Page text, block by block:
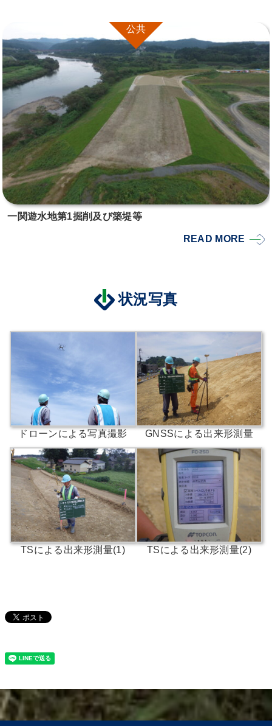
状況写真
ドローンによる写真撮影 GNSSによる出来形測量
TSによる出来形測量(1) TSによる出来形測量(2)
公共
一関遊水地第1掘削及び築堤等
READ MORE